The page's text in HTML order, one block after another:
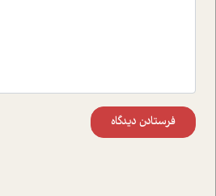
فرستادن دیدگاه